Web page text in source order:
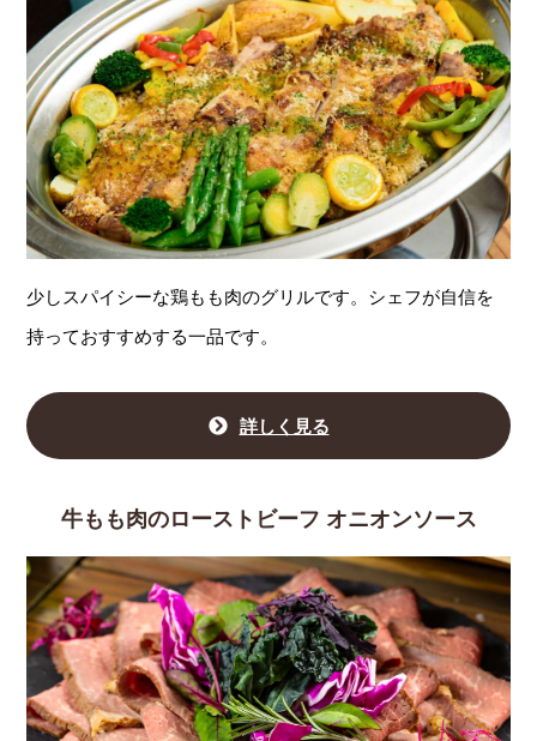
少しスパイシーな鶏もも肉のグリルです。シェフが自信を
持っておすすめする一品です。
詳しく見る
牛もも肉のローストビーフ オニオンソース